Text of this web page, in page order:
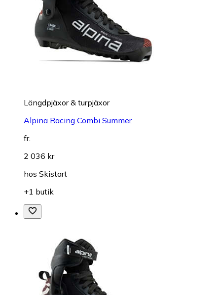
Längdpjäxor & turpjäxor
Alpina Racing Combi Summer
fr.
2 036 kr
hos Skistart
+1 butik